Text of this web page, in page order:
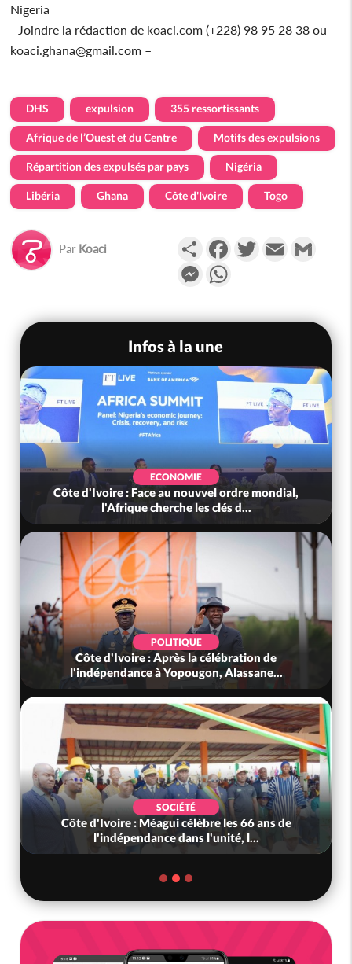
Nigeria
- Joindre la rédaction de koaci.com (+228) 98 95 28 38 ou
koaci.ghana@gmail.com –
DHS expulsion 355 ressortissants
Afrique de l’Ouest et du Centre Motifs des expulsions
Répartition des expulsés par pays Nigéria
Libéria Ghana Côte d'Ivoire Togo
Par Koaci PartagerFacebookTwitterEmail
Messenger
Infos à la une
ECONOMIE
Côte d'Ivoire : Face au nouvvel ordre mondial,
l'Afrique cherche les clés d...
POLITIQUE
Côte d'Ivoire : Après la célébration de
l'indépendance à Yopougon, Alassane...
SOCIÉTÉ
Côte d'Ivoire : Méagui célèbre les 66 ans de
l'indépendance dans l'unité, l...